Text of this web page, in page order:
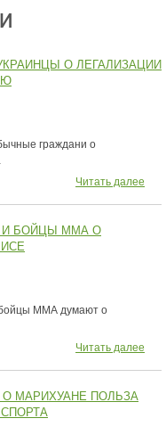
О ЛЕГАЛИЗАЦИИ
граждани о
Читать далее
И БОЙЦЫ ММА О
бойцы ММА думают о
Читать далее
МАРИХУАНЕ ПОЛЬЗА